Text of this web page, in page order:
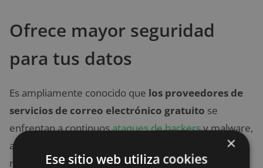
Ofrece mayor seguridad
para tus datos
Es ampliamente conocido que los proveedores de
servicios de correo electrónico gratuito se
enfrentan a continuosataques de hackersy malware,
además de ser propensos al spam. Carecen de las
medidas de seguridad necesarias y, por lo tanto,
×
Ese sitio web utiliza cookies